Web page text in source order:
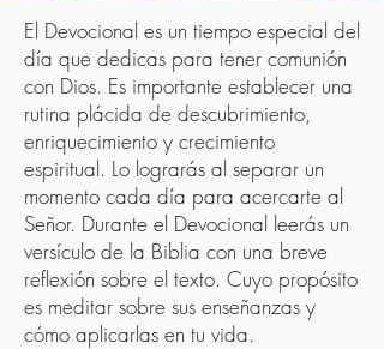
El Devocional es un tiempo especial del
día que dedicas para tener comunión
con Dios. Es importante establecer una
rutina plácida de descubrimiento,
enriquecimiento y crecimiento
espiritual. Lo lograrás al separar un
momento cada día para acercarte al
Señor. Durante el Devocional leerás un
versículo de la Biblia con una breve
reflexión sobre el texto. Cuyo propósito
es meditar sobre sus enseñanzas y
cómo aplicarlas en tu vida.